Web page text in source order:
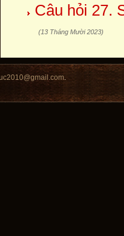
Câu hỏi 27.
(13 Tháng Mười 2023)
.